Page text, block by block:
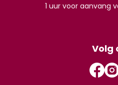
1 uur voor aanvang
Volg